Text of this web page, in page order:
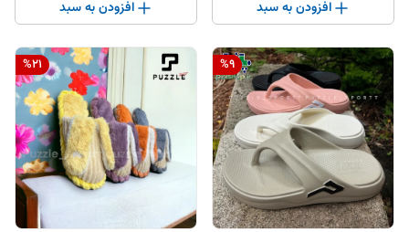
افزودن به سبد افزودن به سبد
%9
%21